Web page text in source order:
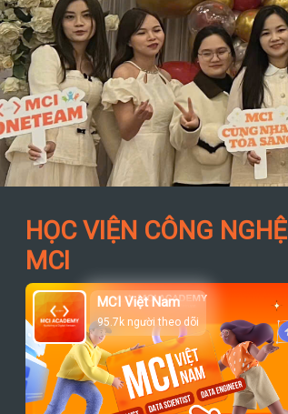
HỌC VIỆN CÔNG NGHỆ
MCI
MCI Việt Nam
95.7k người theo dõi